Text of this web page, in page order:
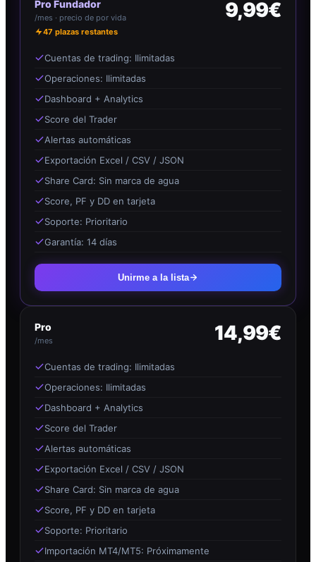
Pro Fundador
/mes · precio de por vida
47 plazas restantes
9,99€
Cuentas de trading: Ilimitadas
Operaciones: Ilimitadas
Dashboard + Analytics
Score del Trader
Alertas automáticas
Exportación Excel / CSV / JSON
Share Card: Sin marca de agua
Score, PF y DD en tarjeta
Soporte: Prioritario
Garantía: 14 días
Unirme a la lista
Pro
/mes 14,99€
Cuentas de trading: Ilimitadas
Operaciones: Ilimitadas
Dashboard + Analytics
Score del Trader
Alertas automáticas
Exportación Excel / CSV / JSON
Share Card: Sin marca de agua
Score, PF y DD en tarjeta
Soporte: Prioritario
Importación MT4/MT5: Próximamente